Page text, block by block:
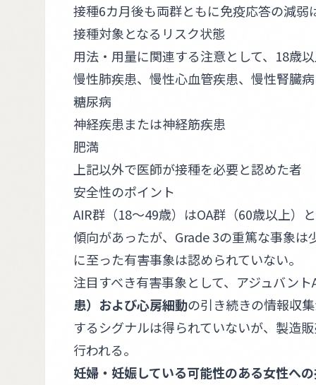
接種6カ月後も両群ともに免疫応答の減
接種対象となるリスク状態
用法・用量に関連する注意として、18歳
慢性肺疾患、慢性心血管疾患、慢性腎臓
糖尿病
神経疾患または神経筋疾患
肥満
上記以外で医師が接種を必要と認めた者
安全性のポイント
AIR群（18〜49歳）はOA群（60歳以上）
傾向があったが、Grade 3の重篤な事象
に至った有害事象は認められていない。
注目すべき有害事象として、アジュバン
患） および心房細動の引き続きの情報収
するシグナルは得られていないが、製造
行われる。
妊婦・妊娠している可能性のある女性へ